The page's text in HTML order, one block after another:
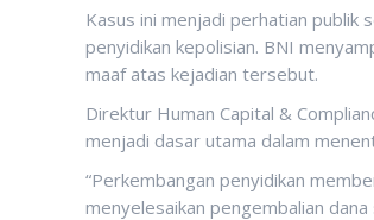
Kasus ini menjadi perhatian publik
penyidikan kepolisian. BNI
maaf atas kejadian tersebut.
Direktur Human Capital &
menjadi dasar utama dalam
“Perkembangan penyidikan
menyelesaikan pengembalian